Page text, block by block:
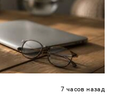
7 часов назад